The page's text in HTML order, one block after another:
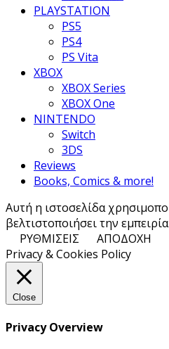
PLAYSTATION
PS5
PS4
PS Vita
XBOX
XBOX Series
XBOX One
NINTENDO
Switch
3DS
Reviews
Books, Comics & more!
Αυτή η ιστοσελίδα
βελτιστοποιήσει την
ΡΥΘΜΙΣΕΙΣ
ΑΠΟΔΟΧΗ
Privacy & Cookies Policy
Close
Privacy Overview